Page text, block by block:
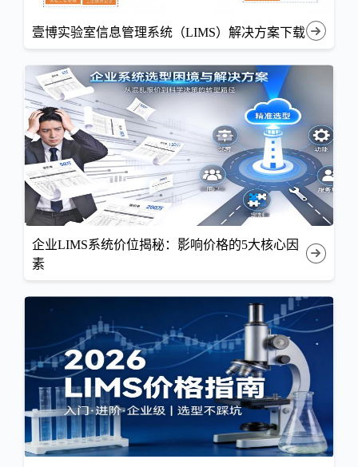
壹博实验室信息管理系统（LIMS）解决方案下载
企业LIMS系统价位揭秘：影响价格的5大核心因
素